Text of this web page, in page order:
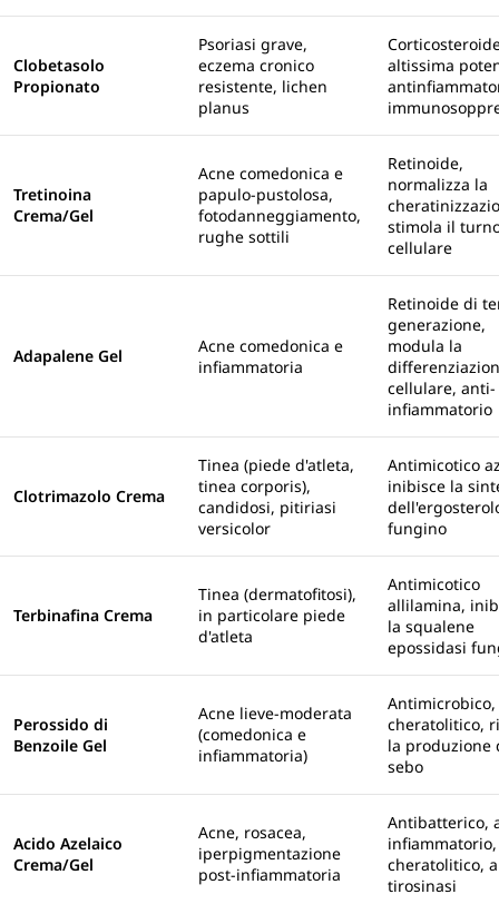
Clobetasolo
Propionato
Psoriasi grave,
eczema cronico
resistente, lichen
planus
altissima
Tretinoina
Crema/Gel
Acne comedonica e
papulo-pustolosa,
fotodanneggiamento,
rughe sottili
Retinoide,
normalizza la
stimola il
cellulare
Adapalene Gel
Acne comedonica e
infiammatoria
Retinoide di
generazione,
modula la
cellulare, anti-
infiammatorio
Clotrimazolo Crema
Tinea (piede d'atleta,
tinea corporis),
candidosi, pitiriasi
versicolor
Antimicotico
inibisce la
fungino
Terbinafina Crema
Tinea (dermatofitosi),
in particolare piede
d'atleta
Antimicotico
allilamina,
la squalene
epossidasi
Perossido di
Benzoile Gel
Acne lieve-moderata
(comedonica e
infiammatoria)
Antimicrobico,
cheratolitico,
la produzione
sebo
Acido Azelaico
Crema/Gel
Acne, rosacea,
iperpigmentazione
post-infiammatoria
Antibatterico,
infiammatorio,
cheratolitico,
tirosinasi